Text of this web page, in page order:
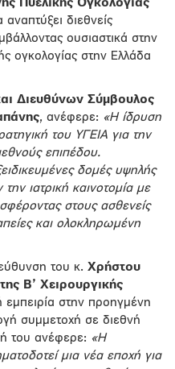
Πυελικής Ογκολογίας
αναπτύξει διεθνείς
ουσιαστικά στην
ογκολογίας στην Ελλάδα
Διευθύνων Σύμβουλος
, ανέφερε: «Η ίδρυση
του ΥΓΕΙΑ για την
επιπέδου.
δομές υψηλής
ιατρική καινοτομία με
στους ασθενείς
και ολοκληρωμένη
του κ. Χρήστου
Β’ Χειρουργικής
εμπειρία στην προηγμένη
συμμετοχή σε διεθνή
του ανέφερε: «Η
μια νέα εποχή για